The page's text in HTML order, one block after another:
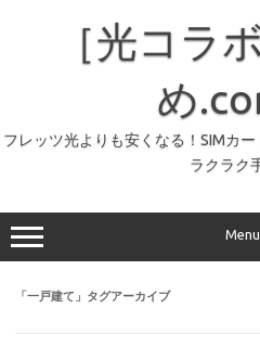
プ
［光コラ
め
フレッツ光よりも安くなる！SIMカ
ラクラク
Menu
「一戸建て 」タグアーカイブ